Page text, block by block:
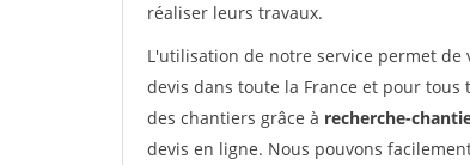
réaliser leurs travaux.
L'utilisation de notre service permet
devis dans toute la France et pour
des chantiers grâce à recherche-
devis en ligne. Nous pouvons